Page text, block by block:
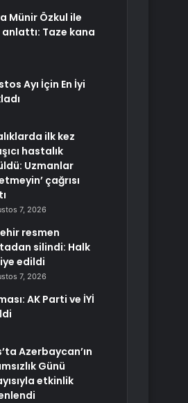
Münir Özkul ile
anlattı: Taze kana
Ayı İçin En İyi
ilk kez
hastalık
Uzmanlar
çağrısı
7, 2026
resmen
silindi: Halk
edildi
7, 2026
AK Parti ve İYİ
Azerbaycan’ın
Günü
etkinlik